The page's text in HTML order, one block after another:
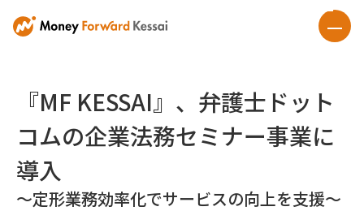
『MF KESSAI』、弁護士ドット
コムの企業法務セミナー事業に
導入
〜定形業務効率化でサービスの向上を支援〜